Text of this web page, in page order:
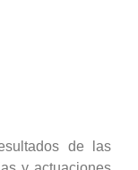
de las